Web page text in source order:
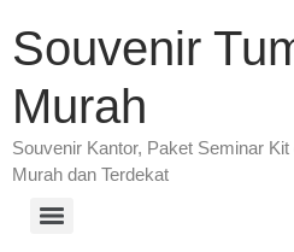
Souvenir
Murah
Souvenir Kantor, Paket Seminar
Murah dan Terdekat